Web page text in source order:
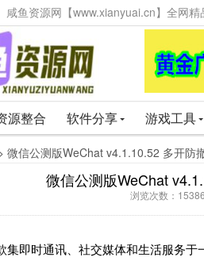
咸鱼资源网【www.xianyuai.cn】全网
源整合 软件分享 游戏工具
微信公测版WeChat v4.1.10.52 多开防
微信公测版WeChat
浏览次数：
集即时通讯、社交媒体和生活服务